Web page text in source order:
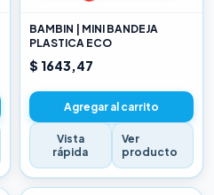
BAMBIN | MINI BANDEJA
PLASTICA ECO
$ 1643,47
Agregar al carrito
Vista
rápida
Ver
producto